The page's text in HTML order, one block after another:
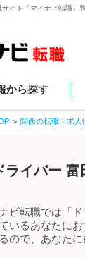
イト「マイナビ転職」
から探す
関西の転職・求人
ライバー
ビ転職では「
いるあなたに
ので、あなた